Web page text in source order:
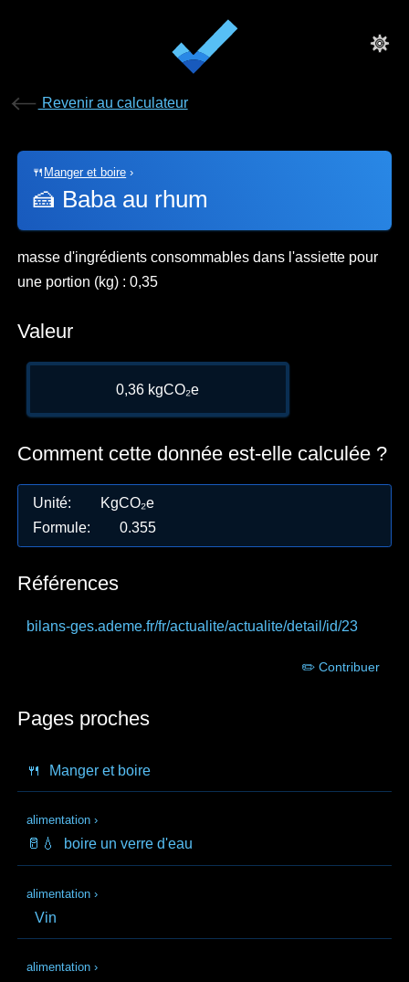
Revenir au calculateur
🍴 Manger et boire ›
🍰 Baba au rhum
masse d'ingrédients consommables dans l'assiette pour
une portion (kg) : 0,35
Valeur
0,36 kgCO₂e
Comment cette donnée est-elle calculée ?
Unité:
KgCO₂e
Formule: 0.355
Références
bilans-ges.ademe.fr/fr/actualite/actualite/detail/id/23
✏️ Contribuer
Pages proches
🍴 Manger et boire
alimentation ›
🥛💧 boire un verre d'eau
alimentation ›
Vin
alimentation ›